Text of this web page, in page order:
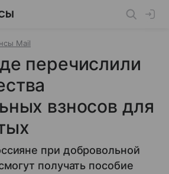
Mail
перечислили
взносов для
при добровольной
получать пособие